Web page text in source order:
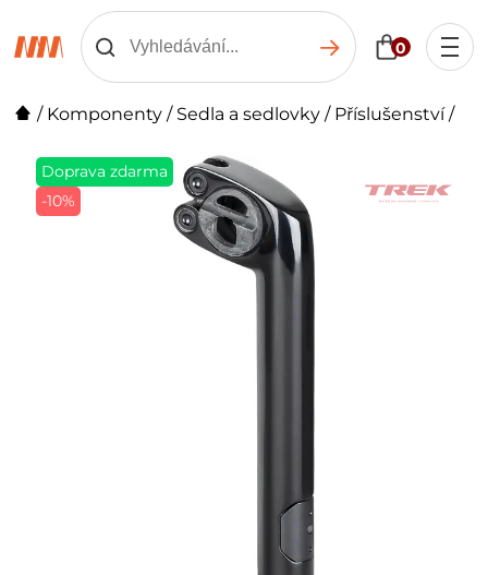
0
/ Komponenty / Sedla a sedlovky / Příslušenství/
Doprava zdarma
-10%